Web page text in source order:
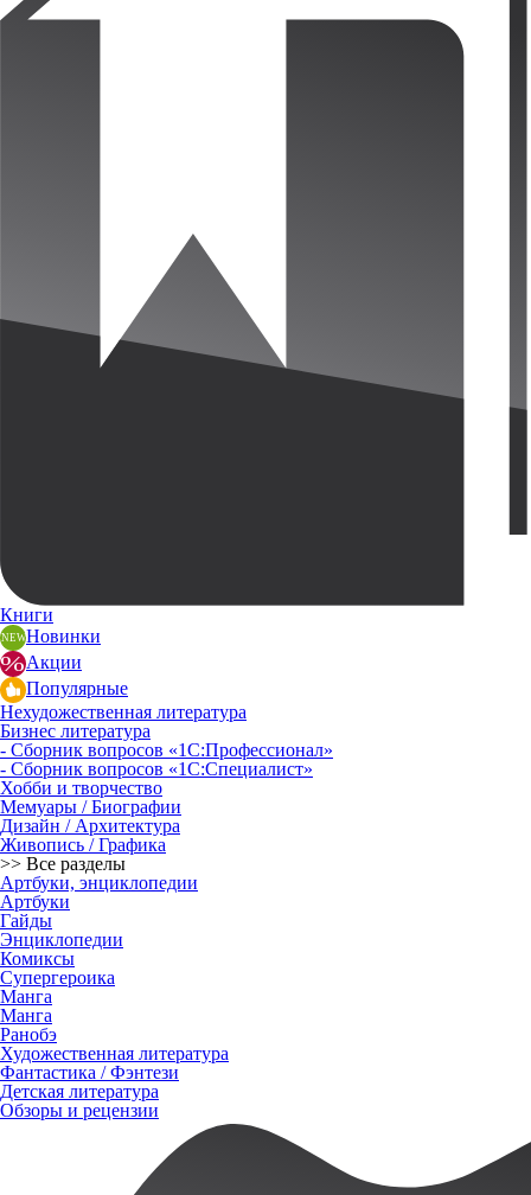
Книги
Новинки
Акции
Популярные
Нехудожественная литература
Бизнес литература
- Сборник вопросов «1С:Профессионал»
- Сборник вопросов «1С:Специалист»
Хобби и творчество
Мемуары / Биографии
Дизайн / Архитектура
Живопись / Графика
>> Все разделы
Артбуки, энциклопедии
Артбуки
Гайды
Энциклопедии
Комиксы
Супергероика
Манга
Манга
Ранобэ
Художественная литература
Фантастика / Фэнтези
Детская литература
Обзоры и рецензии